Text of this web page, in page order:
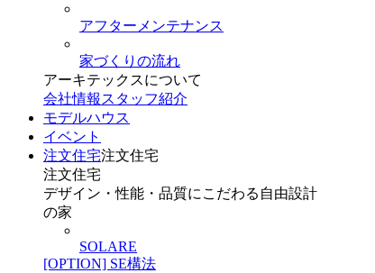
アフターメンテナンス
家づくりの流れ
アーキテックスについて
会社情報 スタッフ紹介
モデルハウス
イベント
注文住宅注文住宅
注文住宅
デザイン・性能・品質にこだわる自由設計
の家
SOLARE
[OPTION] SE構法